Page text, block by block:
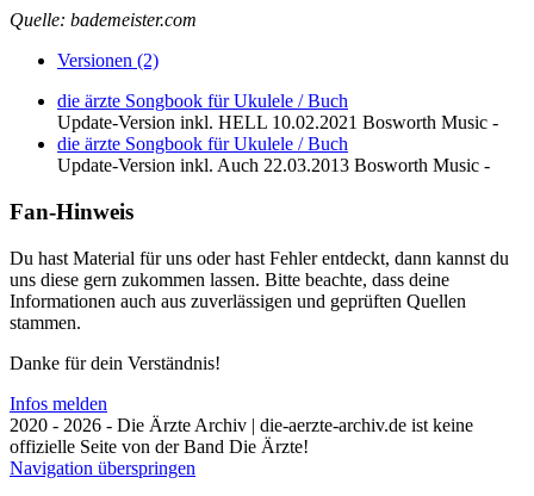
Quelle: bademeister.com
Versionen (2)
die ärzte Songbook für Ukulele / Buch
Update-Version inkl. HELL 10.02.2021 Bosworth Music -
die ärzte Songbook für Ukulele / Buch
Update-Version inkl. Auch 22.03.2013 Bosworth Music -
Fan-Hinweis
Du hast Material für uns oder hast Fehler entdeckt, dann kannst du
uns diese gern zukommen lassen. Bitte beachte, dass deine
Informationen auch aus zuverlässigen und geprüften Quellen
stammen.
Danke für dein Verständnis!
Infos melden
2020 - 2026 - Die Ärzte Archiv | die-aerzte-archiv.de ist keine
offizielle Seite von der Band Die Ärzte!
Navigation überspringen